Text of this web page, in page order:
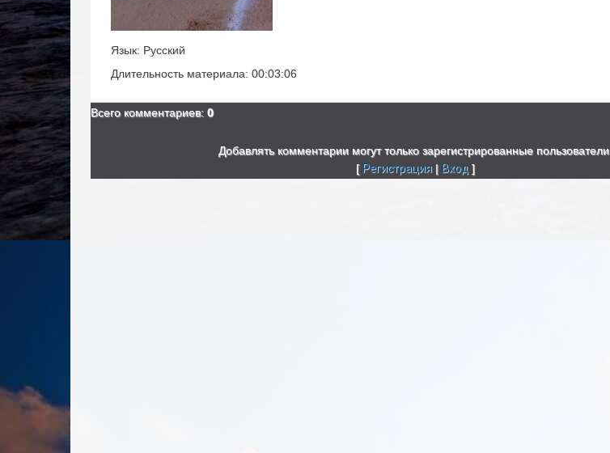
Язык: Русский
Длительность материала: 00:03:06
Всего комментариев: 0
Добавлять комментарии могут только зарегистрированные пользователи.
[ Регистрация | Вход ]